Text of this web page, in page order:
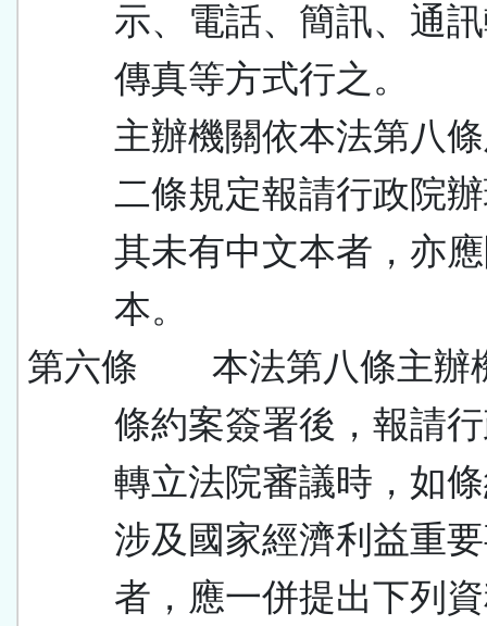
示、電話、簡訊、通
傳真等方式行之。
主辦機關依本法第八
二條規定報請行政院
其未有中文本者，亦
本。
第六條 本法第八條主辦
條約案簽署後，報請
轉立法院審議時，如
涉及國家經濟利益重
者，應一併提出下列